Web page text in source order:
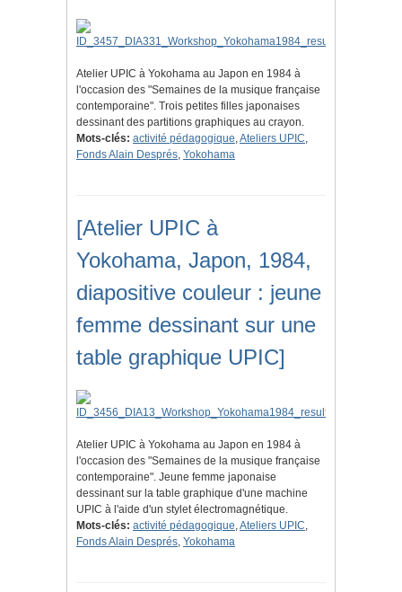
Atelier UPIC à Yokohama au Japon en 1984 à
l'occasion des "Semaines de la musique française
contemporaine". Trois petites filles japonaises
dessinant des partitions graphiques au crayon.
Mots-clés: activité pédagogique,Ateliers UPIC,
Fonds Alain Després, Yokohama
[Atelier UPIC à
Yokohama, Japon, 1984,
diapositive couleur : jeune
femme dessinant sur une
table graphique UPIC]
Atelier UPIC à Yokohama au Japon en 1984 à
l'occasion des "Semaines de la musique française
contemporaine". Jeune femme japonaise
dessinant sur la table graphique d'une machine
UPIC à l'aide d'un stylet électromagnétique.
Mots-clés: activité pédagogique,Ateliers UPIC,
Fonds Alain Després, Yokohama